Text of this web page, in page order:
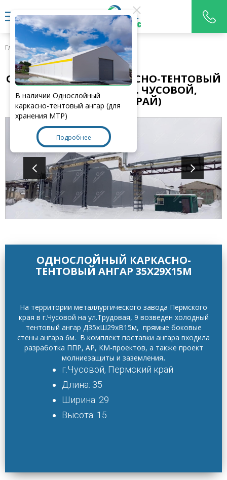
Главная > Наши работы
ОДНОСЛОЙНЫЙ КАРКАСНО-ТЕНТОВЫЙ
АНГАР 35Х29Х15М (Г. ЧУСОВОЙ,
ПЕРМСКИЙ КРАЙ)
ОДНОСЛОЙНЫЙ КАРКАСНО-
ТЕНТОВЫЙ АНГАР 35Х29Х15М
На территории металлургического завода Пермского
края в г.Чусовой на ул.Трудовая, 9 возведен холодный
тентовый ангар Д35хШ29хВ15м, прямые боковые
стены ангара 6м. В комплект поставки ангара входила
разработка ППР, АР, КМ-проектов, а также проект
молниезащиты и заземления.
г.Чусовой, Пермский край
Длина: 35
Ширина: 29
Высота: 15
В наличии Однослойный
каркасно-тентовый ангар (для
хранения МТР)
Подробнее